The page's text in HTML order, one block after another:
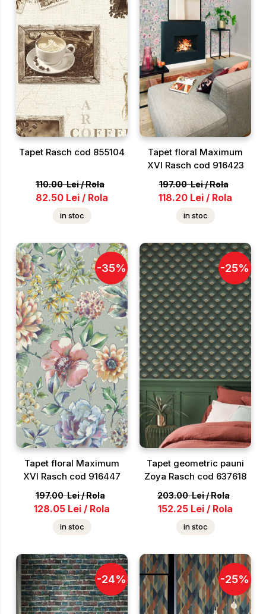
Tapet Rasch cod 855104
110.00 Lei/Rola
82.50 Lei / Rola
in stoc
Tapet floral Maximum
XVI Rasch cod 916423
197.00 Lei/Rola
118.20 Lei / Rola
in stoc
-35%
Tapet floral Maximum
XVI Rasch cod 916447
197.00 Lei/Rola
128.05 Lei / Rola
in stoc
-25%
Tapet geometric pauni
Zoya Rasch cod 637618
203.00 Lei/Rola
152.25 Lei / Rola
in stoc
-24% -25%